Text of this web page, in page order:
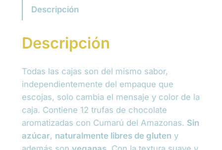
c
w
a
s
:
$
:
$
1
0
c
j
a
s
:
$
3
5
Descripción
Descripción
Todas las cajas son del mismo sabor,
independientemente del empaque que
escojas, solo cambia el mensaje y color de la
caja. Contiene 12 trufas de chocolate
aromatizadas con Cumarú del Amazonas. Sin
azúcar, naturalmente libres de gluten y